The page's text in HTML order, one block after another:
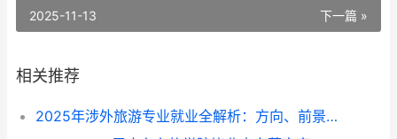
下一篇 »
2025-11-13
相关推荐
2025年涉外旅游专业就业全解析：方向、前景与选择指南